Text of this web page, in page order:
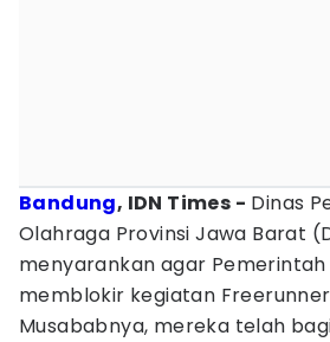
Bandung, IDN Times - Dinas
Olahraga Provinsi Jawa Barat
menyarankan agar Pemerintah
memblokir kegiatan
Musababnya, mereka telah